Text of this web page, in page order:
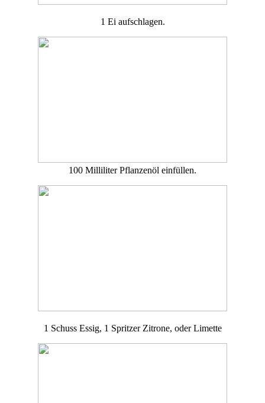
1 Ei aufschlagen.
100 Milliliter Pflanzenöl einfüllen.
1 Schuss Essig, 1 Spritzer Zitrone, oder Limette